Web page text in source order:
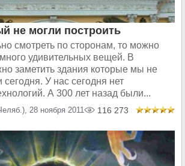
не могли построить
смотреть по сторонам, то можно
удивительных вещей. В
заметить здания которые мы не
сегодня. У нас сегодня нет
А 300 лет назад были...
28 ноября 2011 116 273